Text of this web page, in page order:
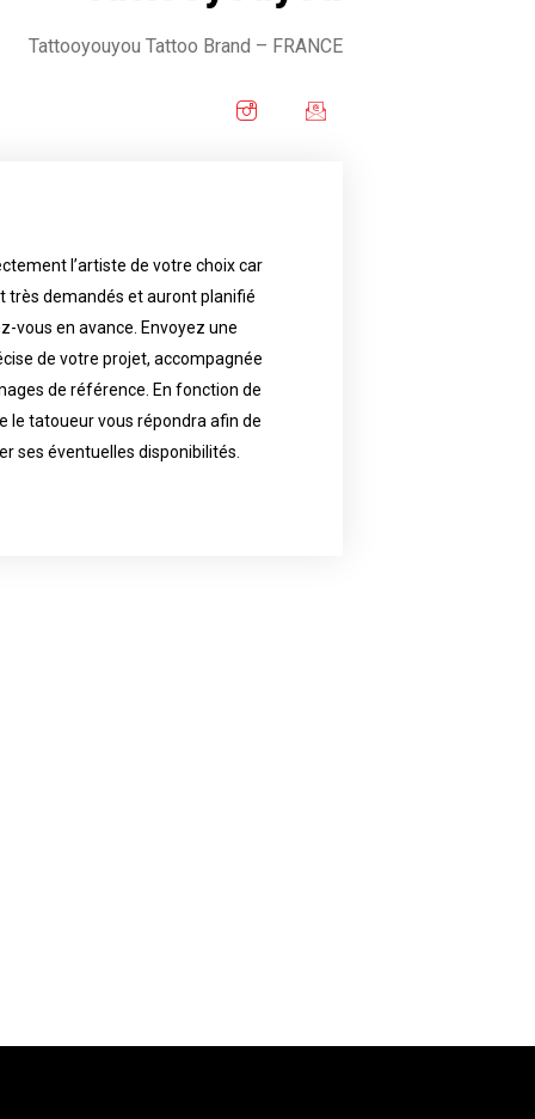
Tattooyouyou Tattoo Brand – FRANCE
l’artiste de votre choix car
très demandés et auront planifié
vous en avance. Envoyez une
de votre projet, accompagnée
de référence. En fonction de
le tatoueur vous répondra afin de
ses éventuelles disponibilités.
the artist of your choice because
demand and will have planned
in advance. Send an accurate
your project, if possible attached
images. Depending your request,
will answer to tell you his
availability.